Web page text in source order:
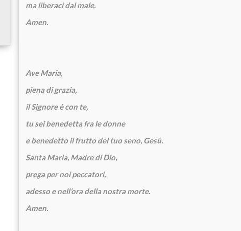
ma liberaci dal male.
Amen.
Ave Maria,
piena di grazia,
il Signore è con te,
tu sei benedetta fra le donne
e benedetto il frutto del tuo seno, Gesù.
Santa Maria, Madre di Dio,
prega per noi peccatori,
adesso e nell’ora della nostra morte.
Amen.